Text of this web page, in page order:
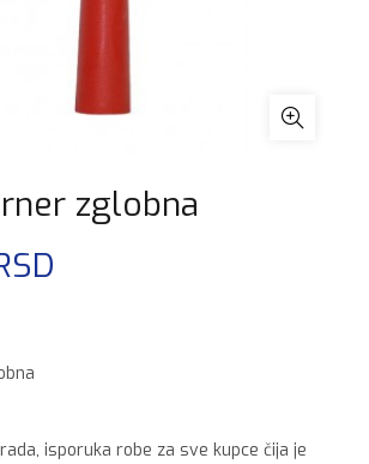
zglobna
isporuka robe za sve kupce čija je